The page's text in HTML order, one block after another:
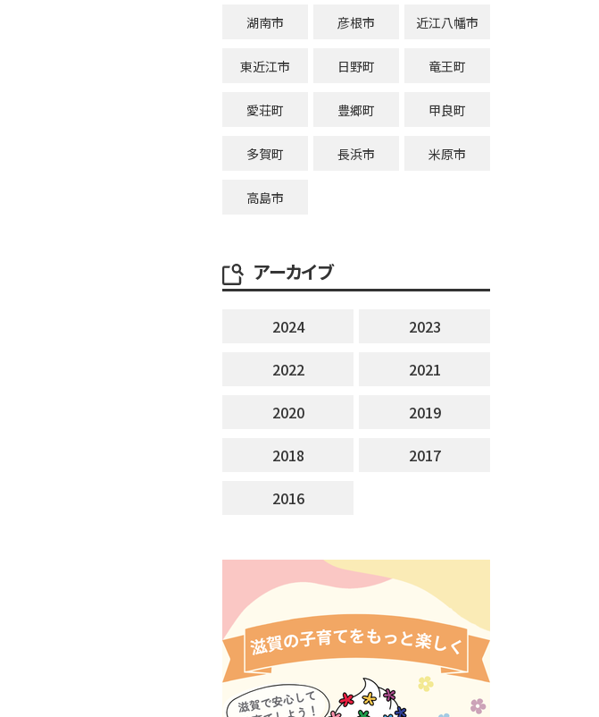
湖南市 彦根市 近江八幡市
東近江市 日野町 竜王町
愛荘町 豊郷町 甲良町
多賀町 長浜市 米原市
高島市
アーカイブ
2024
2023
2022
2021
2020
2019
2018
2017
2016